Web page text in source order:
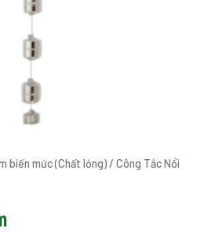
biến mức (Chất lỏng)/ Công Tắc Nổi